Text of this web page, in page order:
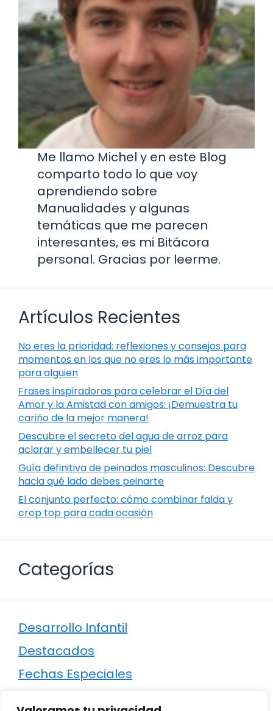
Me llamo Michel y en este Blog
comparto todo lo que voy
aprendiendo sobre
Manualidades y algunas
temáticas que me parecen
interesantes, es mi Bitácora
personal. Gracias por leerme.
Artículos Recientes
No eres la prioridad: reflexiones y consejos para
momentos en los que no eres lo más importante
para alguien
Frases inspiradoras para celebrar el Día del
Amor y la Amistad con amigos: ¡Demuestra tu
cariño de la mejor manera!
Descubre el secreto del agua de arroz para
aclarar y embellecer tu piel
Guía definitiva de peinados masculinos: Descubre
hacia qué lado debes peinarte
El conjunto perfecto: cómo combinar falda y
crop top para cada ocasión
Categorías
Desarrollo Infantil
Destacados
Fechas Especiales